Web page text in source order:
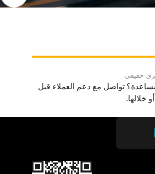
حقيقي
تواصل مع دعم العملاء قبل
خلالها.